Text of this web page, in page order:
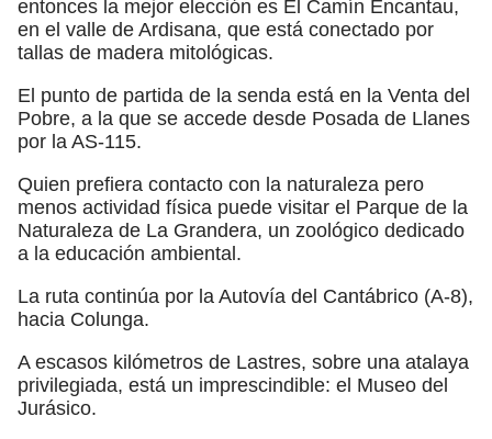
entonces la mejor elección es El Camín Encantau,
en el valle de Ardisana, que está conectado por
tallas de madera mitológicas.
El punto de partida de la senda está en la Venta del
Pobre, a la que se accede desde Posada de Llanes
por la AS-115.
Quien prefiera contacto con la naturaleza pero
menos actividad física puede visitar el Parque de la
Naturaleza de La Grandera, un zoológico dedicado
a la educación ambiental.
La ruta continúa por la Autovía del Cantábrico (A-8),
hacia Colunga.
A escasos kilómetros de Lastres, sobre una atalaya
privilegiada, está un imprescindible: el Museo del
Jurásico.